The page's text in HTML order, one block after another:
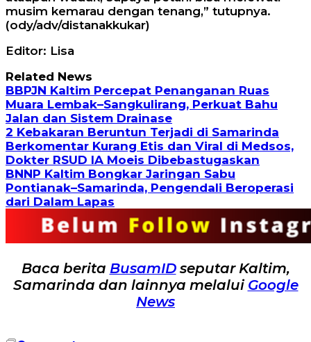
musim kemarau dengan tenang,” tutupnya.
(ody/adv/distanakkukar)
Editor: Lisa
Related News
BBPJN Kaltim Percepat Penanganan Ruas
Muara Lembak–Sangkulirang, Perkuat Bahu
Jalan dan Sistem Drainase
2 Kebakaran Beruntun Terjadi di Samarinda
Berkomentar Kurang Etis dan Viral di Medsos,
Dokter RSUD IA Moeis Dibebastugaskan
BNNP Kaltim Bongkar Jaringan Sabu
Pontianak–Samarinda, Pengendali Beroperasi
dari Dalam Lapas
Baca berita BusamIDseputar Kaltim,
Samarinda dan lainnya melalui Google
News